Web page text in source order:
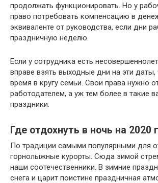
продолжать функционировать. Но у
право потребовать компенсацию в
эквиваленте от руководства, если дни
праздничную неделю.
Если у сотрудника есть
вправе взять выходные дни на эти
время в кругу семьи. Свои права нужно
работодателем, а уж тем более в такие
праздники.
Где отдохнуть в ночь на 2020
По традиции самыми популярными для
горнолыжные курорты. Сюда зимой
наши соотечественники. В зимние
снега и царит поистине праздничная